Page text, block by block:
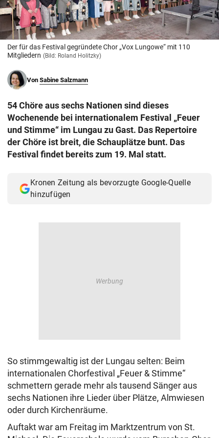
© Krone Multimedia GmbH & Co KG 2026
Muthgasse 2, 1190 Wien
Der für das Festival gegründete Chor „Vox Lungowe“ mit 110
Mitgliedern (Bild: Roland Holitzky)
Von Sabine Salzmann
54 Chöre aus sechs Nationen sind dieses
Wochenende bei internationalem Festival „Feuer
und Stimme“ im Lungau zu Gast. Das Repertoire
der Chöre ist breit, die Schauplätze bunt. Das
Festival findet bereits zum 19. Mal statt.
Kronen Zeitung als bevorzugte Google-Quelle
hinzufügen
So stimmgewaltig ist der Lungau selten: Beim
internationalen Chorfestival „Feuer & Stimme“
schmettern gerade mehr als tausend Sänger aus
sechs Nationen ihre Lieder über Plätze, Almwiesen
oder durch Kirchenräume.
Auftakt war am Freitag im Marktzentrum von St.